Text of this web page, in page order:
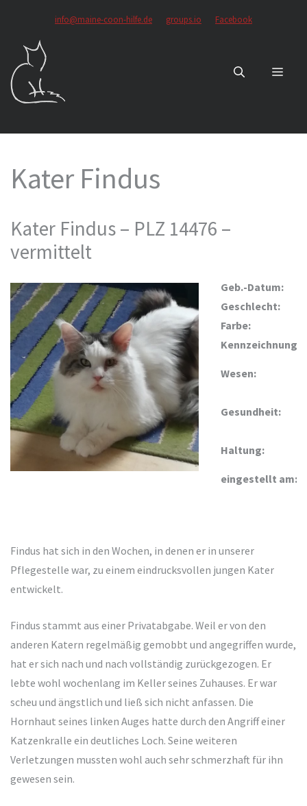
springen
info@maine-coon-hilfe.de groups.io Facebook
Kater Findus
Kater Findus – PLZ 14476 –
vermittelt
Geb.-Datum:
Geschlecht:
Farbe:
Kennzeichnung:
Wesen:
Gesundheit:
Haltung:
eingestellt am:
Findus hat sich in den Wochen, in denen er in unserer
Pflegestelle war, zu einem eindrucksvollen jungen Kater
entwickelt.
Findus stammt aus einer Privatabgabe. Weil er von den
anderen Katern regelmäßig gemobbt und angegriffen wurde,
hat er sich nach und nach vollständig zurückgezogen. Er
lebte wohl wochenlang im Keller seines Zuhauses. Er war
scheu und ängstlich und ließ sich nicht anfassen. Die
Hornhaut seines linken Auges hatte durch den Angriff einer
Katzenkralle ein deutliches Loch. Seine weiteren
Verletzungen mussten wohl auch sehr schmerzhaft für ihn
gewesen sein.